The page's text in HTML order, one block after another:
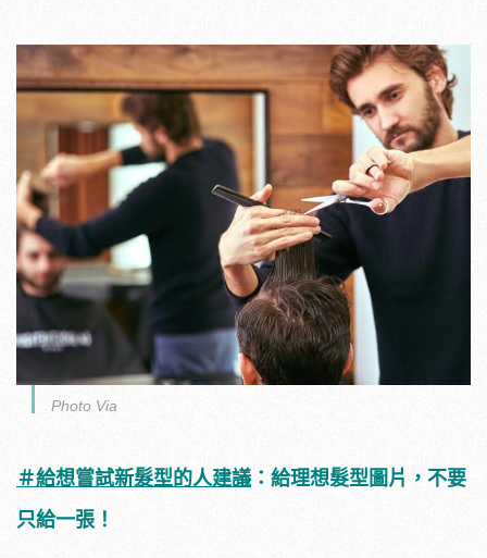
Photo Via
＃給想嘗試新髮型的人建議：給理想髮型圖片，不要
只給一張！